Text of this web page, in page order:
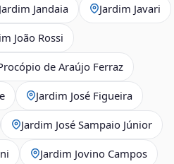
Jardim Jandaia Jardim Javari
João Rossi
de Araújo Ferraz
Jardim José Figueira
Jardim José Sampaio Júnior
Jardim Jovino Campos